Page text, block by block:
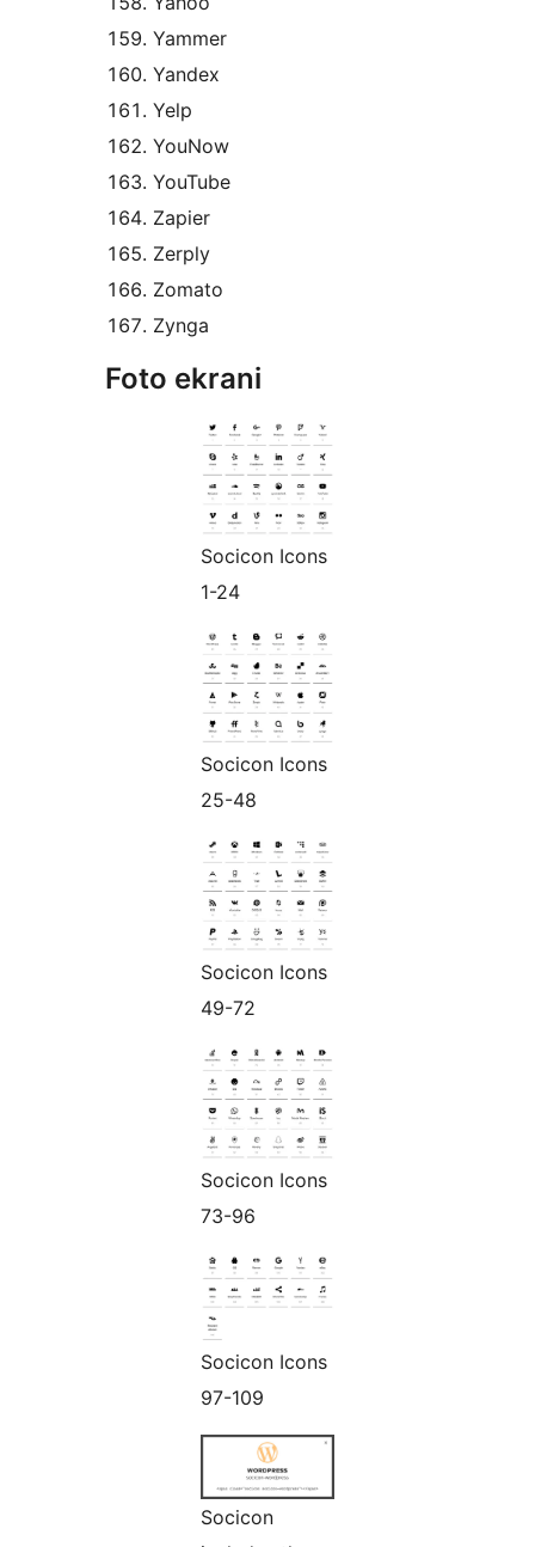
Yammer
Yandex
Yelp
YouNow
YouTube
Zapier
Zerply
Zomato
Zynga
Foto ekrani
Socicon Icons
1-24
Socicon Icons
25-48
Socicon Icons
49-72
Socicon Icons
73-96
Socicon Icons
97-109
Socicon